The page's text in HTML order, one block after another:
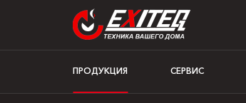
ПРОДУКЦИЯ СЕРВИС